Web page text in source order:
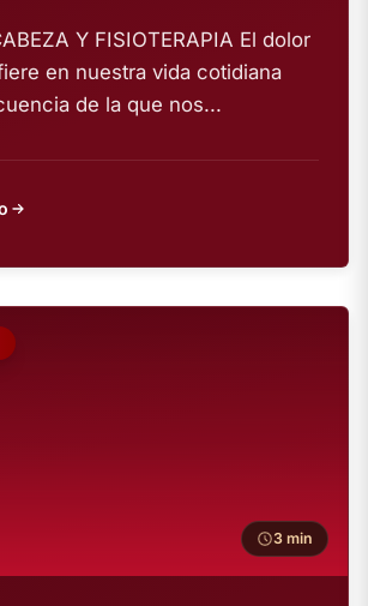
Y FISIOTERAPIA El dolor
en nuestra vida cotidiana
de la que nos...
3 min